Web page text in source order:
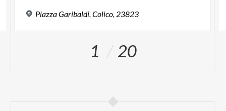
PiazzaGaribaldi,Colico, 23823
1 20